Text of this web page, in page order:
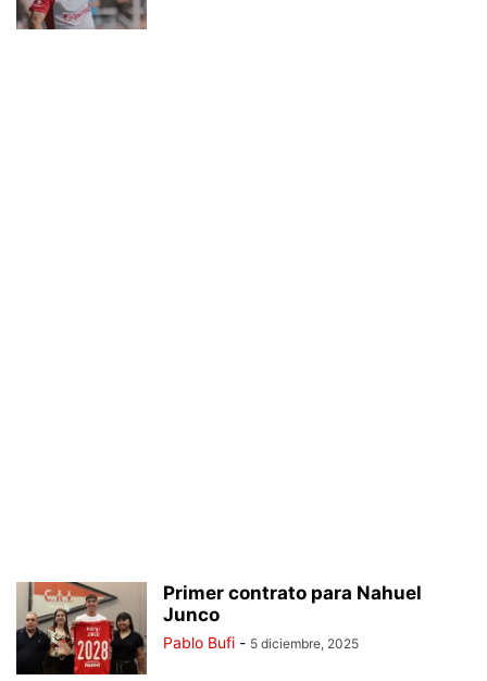
Primer contrato para Nahuel
Junco
Pablo Bufi - 5 diciembre, 2025